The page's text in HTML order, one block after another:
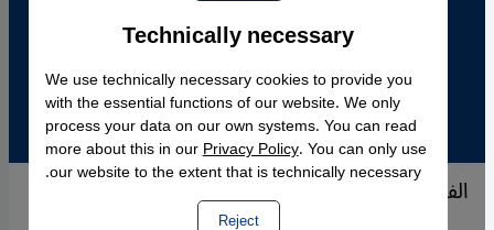
الفنانة مرجان ساترابي....زهرة قديمة وأرض جديدة
Technically necessary
We use technically necessary cookies to provide you
with the essential functions of our website. We only
process your data on our own systems. You can read
more about this in ourPrivacy Policy. You can only use
our website to the extent that is technically necessary.
Reject
Google Maps Embed